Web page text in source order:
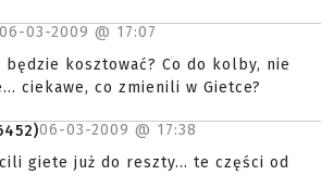
06-03-2009 @ 17:07
kosztować? Co do kolby, nie
ciekawe, co zmienili w Gietce?
06-03-2009 @ 17:38
giete już do reszty... te części od